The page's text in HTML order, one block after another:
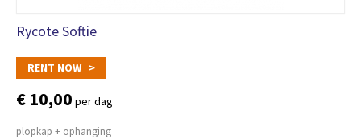
Rycote Softie
RENT NOW >
€ 10,00 per dag
plopkap + ophanging